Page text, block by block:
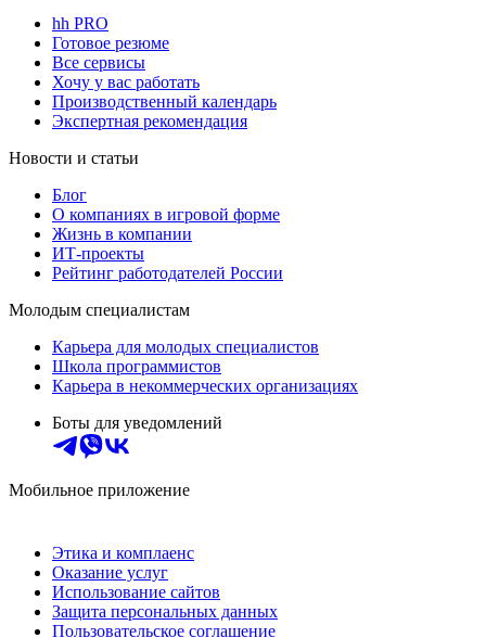
hh PRO
Готовое резюме
Все сервисы
Хочу у вас работать
Производственный календарь
Экспертная рекомендация
Новости и статьи
Блог
О компаниях в игровой форме
Жизнь в компании
ИТ-проекты
Рейтинг работодателей России
Молодым специалистам
Карьера для молодых специалистов
Школа программистов
Карьера в некоммерческих организациях
Боты для уведомлений
Мобильное приложение
Этика и комплаенс
Оказание услуг
Использование сайтов
Защита персональных данных
Пользовательское соглашение